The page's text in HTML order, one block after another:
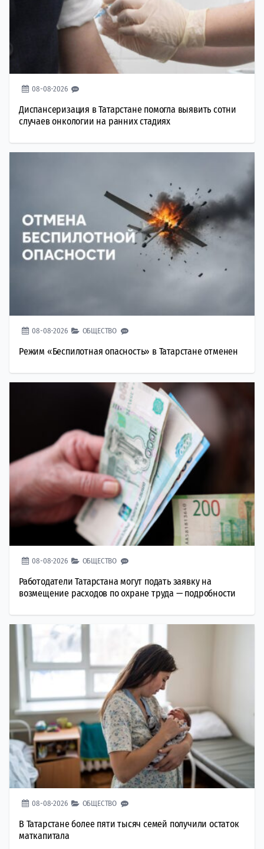
08-08-2026
Диспансеризация в Татарстане помогла выявить сотни
случаев онкологии на ранних стадиях
08-08-2026 ОБЩЕСТВО
Режим «Беспилотная опасность» в Татарстане отменен
08-08-2026 ОБЩЕСТВО
Работодатели Татарстана могут подать заявку на
возмещение расходов по охране труда — подробности
08-08-2026 ОБЩЕСТВО
В Татарстане более пяти тысяч семей получили остаток
маткапитала